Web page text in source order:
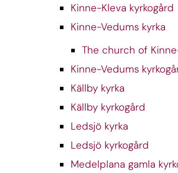
Kinne-Kleva kyrkogård
Kinne-Vedums kyrka
The church of
Kinne-Vedums
Källby kyrka
Källby kyrkogård
Ledsjö kyrka
Ledsjö kyrkogård
Medelplana gamla